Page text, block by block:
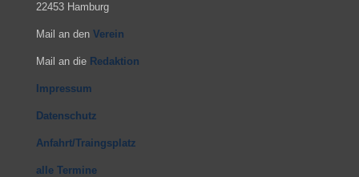
22453 Hamburg
Mail an den Verein
Mail an die Redaktion
Impressum
Datenschutz
Anfahrt/Traingsplatz
alle Termine